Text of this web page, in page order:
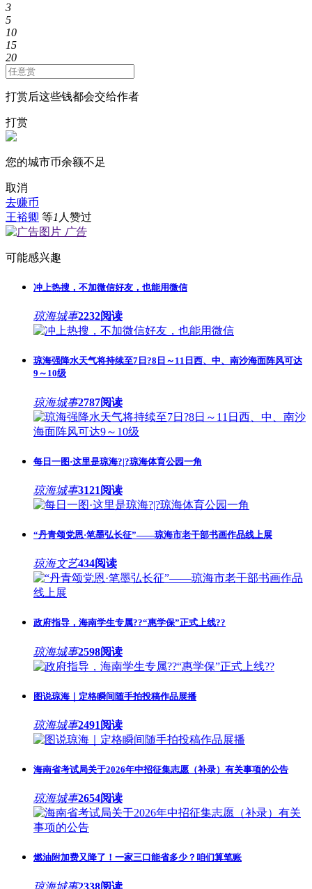
3
5
10
15
20
打赏后这些钱都会交给作者
打赏
您的城市币余额不足
取消
去赚币
王裕卿 等1 人赞过
广告
可能感兴趣
冲上热搜，不加微信好友，也能用微信
琼海城事2232阅读
琼海强降水天气将持续至7日?8日～11日西、中、南沙海面阵风可达
9～10级
琼海城事2787阅读
每日一图·这里是琼海?|?琼海体育公园一角
琼海城事3121阅读
“丹青颂党恩·笔墨弘长征”——琼海市老干部书画作品线上展
琼海文艺434阅读
政府指导，海南学生专属??“惠学保”正式上线??
琼海城事2598阅读
图说琼海｜定格瞬间随手拍投稿作品展播
琼海城事2491阅读
海南省考试局关于2026年中招征集志愿（补录）有关事项的公告
琼海城事2654阅读
燃油附加费又降了！一家三口能省多少？咱们算笔账
琼海城事2338阅读